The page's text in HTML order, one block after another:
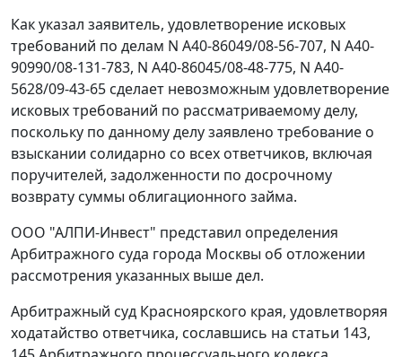
Как указал заявитель, удовлетворение исковых
требований по делам N А40-86049/08-56-707, N А40-
90990/08-131-783, N А40-86045/08-48-775, N А40-
5628/09-43-65 сделает невозможным удовлетворение
исковых требований по рассматриваемому делу,
поскольку по данному делу заявлено требование о
взыскании солидарно со всех ответчиков, включая
поручителей, задолженности по досрочному
возврату суммы облигационного займа.
ООО "АЛПИ-Инвест" представил определения
Арбитражного суда города Москвы об отложении
рассмотрения указанных выше дел.
Арбитражный суд Красноярского края, удовлетворяя
ходатайство ответчика, сославшись на статьи 143,